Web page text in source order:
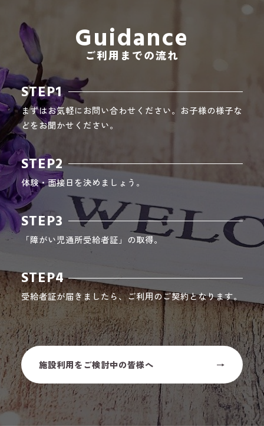
Guidance
ご利用までの流れ
STEP1
まずはお気軽にお問い合わせください。お子様の様子な
どをお聞かせください。
STEP2
体験・面接日を決めましょう。
STEP3
「障がい児通所受給者証」の取得。
STEP4
受給者証が届きましたら、ご利用のご契約となります。
施設利用をご検討中の皆様へ